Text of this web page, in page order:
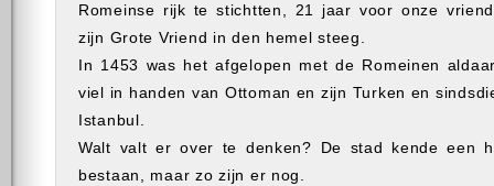
Romeinse rijk te stichtten, 21 jaar voor onze
zijn Grote Vriend in den hemel steeg.
In 1453 was het afgelopen met de Romeinen
viel in handen van Ottoman en zijn Turken en
Istanbul.
Walt valt er over te denken? De stad kende een
bestaan, maar zo zijn er nog.